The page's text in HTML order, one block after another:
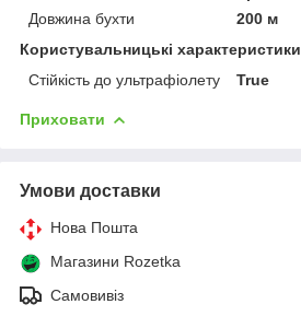
Довжина бухти
200 м
Користувальницькі характеристики
Стійкість до ультрафіолету
True
Приховати
Умови доставки
Нова Пошта
Магазини Rozetka
Самовивіз